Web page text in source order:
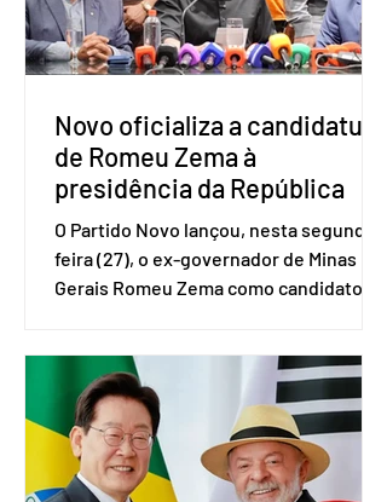
no quarto trimestre de 2025, os
empreendedores 60+ formalizados
atingiram o maior rendime
Novo oficializa a candidatura
de Romeu Zema à
presidência da República
O Partido Novo lançou, nesta segunda-
feira (27), o ex-governador de Minas
Gerais Romeu Zema como candidato à
Brasília. O Novo ainda não definiu quem
vai compor a chapa como candidato a
vice-presidente. A convenção contou
com a presença do presidente nacional
do partido, Eduardo Ribeiro, e do